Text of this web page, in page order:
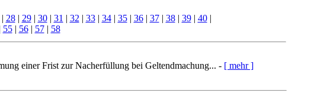
28| 29| 30| 31 | 32 | 33| 34| 35| 36| 37| 38| 39| 40|
55| 56| 57| 58
einer Frist zur Nacherfüllung bei Geltendmachung... - [ mehr ]